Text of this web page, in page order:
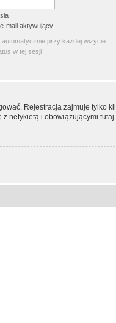
mail aktywujący
automatycznie przy każdej wizycie
w tej sesji
Rejestracja zajmuje tylko
netykietą i obowiązującymi